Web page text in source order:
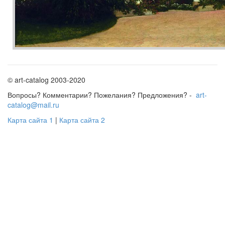
© art-catalog 2003-2020
Вопросы? Комментарии? Пожелания? Предложения? - art-
catalog@mail.ru
Карта сайта 1 | Карта сайта 2